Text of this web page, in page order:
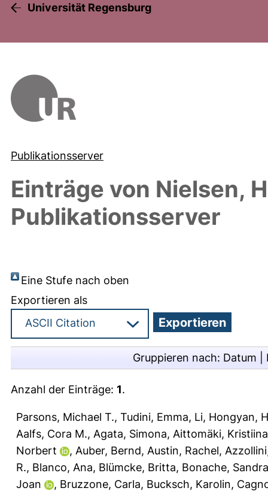
Universität Regensburg
Publikationsserver
Einträge von Nielsen,
Publikationsserver
Eine Stufe nach oben
Exportieren als
Gruppieren nach: Datum
Anzahl der Einträge: 1.
Parsons, Michael T., Tudini, Emma, Li, Hongyan,
Aalfs, Cora M., Agata, Simona, Aittomäki, Kristiina
Norbert
, Auber, Bernd, Austin, Rachel,
R., Blanco, Ana, Blümcke, Britta, Bonache, Sandra
Joan
, Bruzzone, Carla, Bucksch, Karolin,